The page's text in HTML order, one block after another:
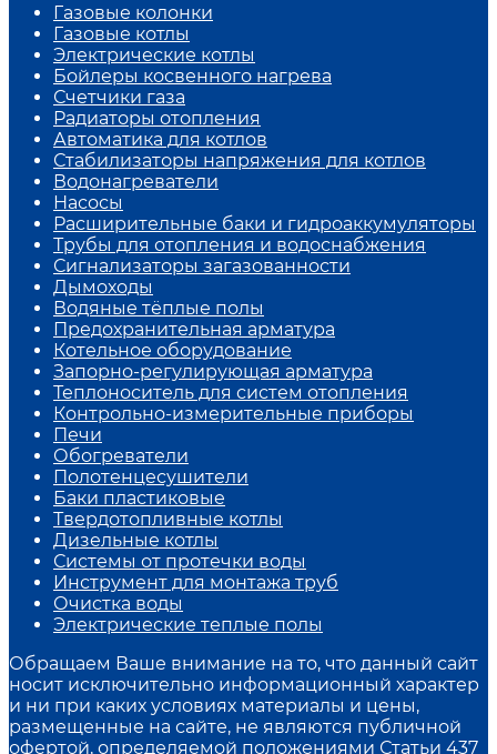
Газовые колонки
Газовые котлы
Электрические котлы
Бойлеры косвенного нагрева
Счетчики газа
Радиаторы отопления
Автоматика для котлов
Стабилизаторы напряжения для котлов
Водонагреватели
Насосы
Расширительные баки и гидроаккумуляторы
Трубы для отопления и водоснабжения
Сигнализаторы загазованности
Дымоходы
Водяные тёплые полы
Предохранительная арматура
Котельное оборудование
Запорно-регулирующая арматура
Теплоноситель для систем отопления
Контрольно-измерительные приборы
Печи
Обогреватели
Полотенцесушители
Баки пластиковые
Твердотопливные котлы
Дизельные котлы
Системы от протечки воды
Инструмент для монтажа труб
Очистка воды
Электрические теплые полы
Обращаем Ваше внимание на то, что данный сайт
носит исключительно информационный характер
и ни при каких условиях материалы и цены,
размещенные на сайте, не являются публичной
офертой, определяемой положениями Статьи 437